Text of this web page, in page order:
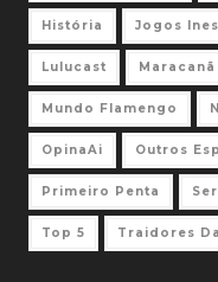
História Jogos
Lulucast Maracanã
Mundo Flamengo
OpinaAi Outros
Primeiro Penta
Top 5 Traidores